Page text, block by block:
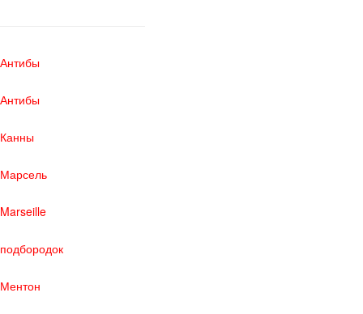
Антибы
Антибы
Канны
Марсель
Marseille
подбородок
Ментон